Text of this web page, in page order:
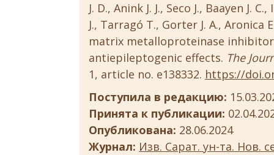
J. D., Anink J. J., Seco J., Baayen J.
J., Tarragó T., Gorter J. A., Aronica
matrix metalloproteinase inhibitor
antiepileptogenic effects. The
1, article no. e138332. https://
Поступила в редакцию:
Принята к публикации:
Опубликована: 28.06.2024
Журнал: Изв. Сарат. ун-та. Нов.